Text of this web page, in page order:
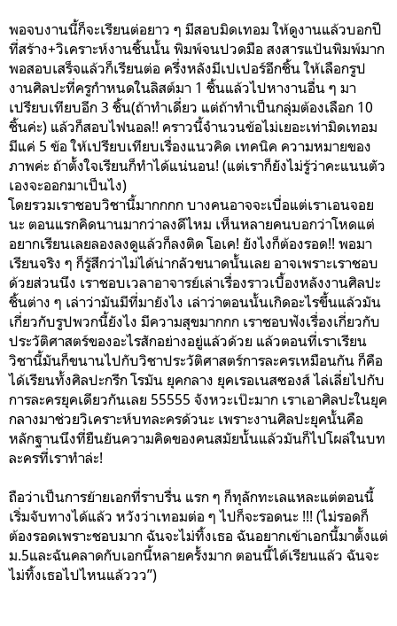
พอจบงานนี้ก็จะเรียนต่อยาว ๆ มีสอบมิดเทอม ให้ดูงานแล้วบอกปี
ที่สร้าง+วิเคราะห์งานชิ้นนั้น พิมพ์จนปวดมือ สงสารแป้นพิมพ์มาก
พอสอบเสร็จแล้วก็เรียนต่อ ครึ่งหลังมีเปเปอร์อีกชิ้น ให้เลือกรูป
งานศิลปะที่ครูกำหนดในลิสต์มา 1 ชิ้นแล้วไปหางานอื่น ๆ มา
เปรียบเทียบอีก 3 ชิ้น(ถ้าทำเดี่ยว แต่ถ้าทำเป็นกลุ่มต้องเลือก 10
ชิ้นค่ะ) แล้วก็สอบไฟนอล!! คราวนี้จำนวนข้อไม่เยอะเท่ามิดเทอม
มีแค่ 5 ข้อ ให้เปรียบเทียบเรื่องแนวคิด เทคนิค ความหมายของ
ภาพค่ะ ถ้าตั้งใจเรียนก็ทำได้แน่นอน! (แต่เราก็ยังไม่รู้ว่าคะแนนตัว
เองจะออกมาเป็นไง)
โดยรวมเราชอบวิชานี้มากกกก บางคนอาจจะเบื่อแต่เราเอนจอย
นะ ตอนแรกคิดนานมากว่าลงดีไหม เห็นหลายคนบอกว่าโหดแต่
อยากเรียนเลยลองลงดูแล้วก็ลงติด โอเค! ยังไงก็ต้องรอด!! พอมา
เรียนจริง ๆ ก็รู้สึกว่าไม่ได้น่ากลัวขนาดนั้นเลย อาจเพราะเราชอบ
ด้วยส่วนนึง เราชอบเวลาอาจารย์เล่าเรื่องราวเบื้องหลังงานศิลปะ
ชิ้นต่าง ๆ เล่าว่ามันมีที่มายังไง เล่าว่าตอนนั้นเกิดอะไรขึ้นแล้วมัน
เกี่ยวกับรูปพวกนี้ยังไง มีความสุขมากกก เราชอบฟังเรื่องเกี่ยวกับ
ประวัติศาสตร์ของอะไรสักอย่างอยู่แล้วด้วย แล้วตอนที่เราเรียน
วิชานี้มันก็ขนานไปกับวิชาประวัติศาสตร์การละครเหมือนกัน ก็คือ
ได้เรียนทั้งศิลปะกรีก โรมัน ยุคกลาง ยุคเรอเนสซองส์ ไล่เลี่ยไปกับ
การละครยุคเดียวกันเลย 55555 จังหวะเป๊ะมาก เราเอาศิลปะในยุค
กลางมาช่วยวิเคราะห์บทละครด้วนะ เพราะงานศิลปะยุคนั้นคือ
หลักฐานนึงที่ยืนยันความคิดของคนสมัยนั้นแล้วมันก็ไปโผล่ในบท
ละครที่เราทำล่ะ!
ถือว่าเป็นการย้ายเอกที่ราบรื่น แรก ๆ ก็ทุลักทะเลแหละแต่ตอนนี้
เริ่มจับทางได้แล้ว หวังว่าเทอมต่อ ๆ ไปก็จะรอดนะ !!! (ไม่รอดก็
ต้องรอดเพราะชอบมาก ฉันจะไม่ทิ้งเธอ ฉันอยากเข้าเอกนี้มาตั้งแต่
ม.5และฉันคลาดกับเอกนี้หลายครั้งมาก ตอนนี้ได้เรียนแล้ว ฉันจะ
ไม่ทิ้งเธอไปไหนแล้ววว”)